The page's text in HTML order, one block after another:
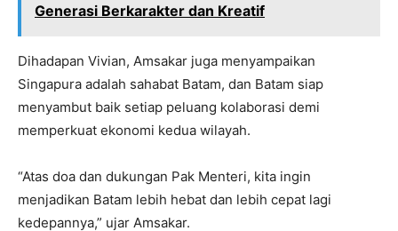
Generasi Berkarakter dan Kreatif
Dihadapan Vivian, Amsakar juga menyampaikan
Singapura adalah sahabat Batam, dan Batam siap
menyambut baik setiap peluang kolaborasi demi
memperkuat ekonomi kedua wilayah.
“Atas doa dan dukungan Pak Menteri, kita ingin
menjadikan Batam lebih hebat dan lebih cepat lagi
kedepannya,” ujar Amsakar.